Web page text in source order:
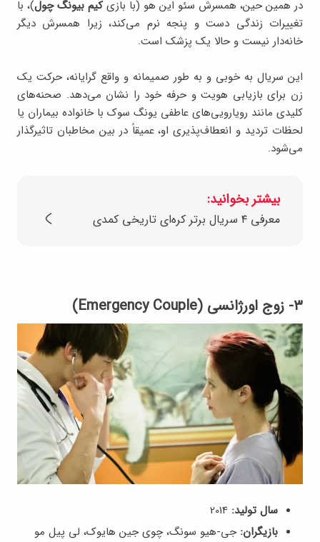
در همین حین، همسرش سئو این هو (با بازیکیم بیونگ چول)، با
تغییرات زندگی دست و پنجه نرم می‌کند، زیرا همسرش دیگر
خانه‌دار نیست و حالا یک پزشک است.
این سریال به خوبی و به طور صمیمانه و واقع گرایانه، حرکت یک
زن برای بازیابی هویت و حرفه خود را نشان می‌دهد. صحنه‌های
کلیدی مانند رویارویی‌های عاطفی یونگ سوک با خانواده‌ بیماران یا
لحظات تردید و انعطاف‌پذیری او، عمیقاً در بین مخاطبان تاثیرگذار
می‌شود.
بیشتر بخوانید:
معرفی ۴ سریال‌ برتر کره‌ای تاریخی کمدی
۳- زوج اورژانسی (Emergency Couple)
سال تولید:
بازیگران: جی-هیو سونگ، چوی جین هایوک، لی پیل مو